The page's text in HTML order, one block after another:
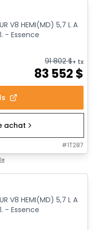
V8 HEMI(MD) 5,7 L A
- Essence
91 802$+ tx
83 552 $
achat
#1T287
V8 HEMI(MD) 5,7 L A
- Essence